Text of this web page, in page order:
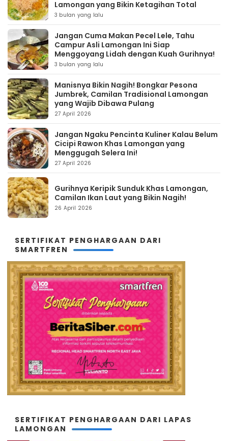
Lamongan yang Bikin Ketagihan Total
3 bulan yang lalu
Jangan Cuma Makan Pecel Lele, Tahu
Campur Asli Lamongan Ini Siap
Menggoyang Lidah dengan Kuah Gurihnya!
3 bulan yang lalu
Manisnya Bikin Nagih! Bongkar Pesona
Jumbrek, Camilan Tradisional Lamongan
yang Wajib Dibawa Pulang
27 April 2026
Jangan Ngaku Pencinta Kuliner Kalau Belum
Cicipi Rawon Khas Lamongan yang
Menggugah Selera Ini!
27 April 2026
Gurihnya Keripik Sunduk Khas Lamongan,
Camilan Ikan Laut yang Bikin Nagih!
26 April 2026
SERTIFIKAT PENGHARGAAN DARI
SMARTFREN
SERTIFIKAT PENGHARGAAN DARI LAPAS
LAMONGAN